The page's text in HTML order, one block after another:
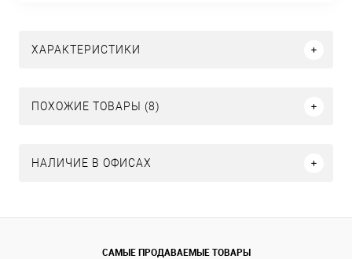
ХАРАКТЕРИСТИКИ
ПОХОЖИЕ ТОВАРЫ (8)
НАЛИЧИЕ В ОФИСАХ
САМЫЕ ПРОДАВАЕМЫЕ ТОВАРЫ